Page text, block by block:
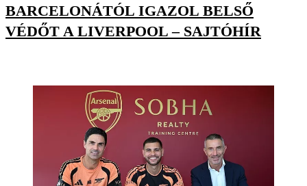
BARCELONÁTÓL IGAZOL BELSŐ
VÉDŐT A LIVERPOOL – SAJTÓHÍR